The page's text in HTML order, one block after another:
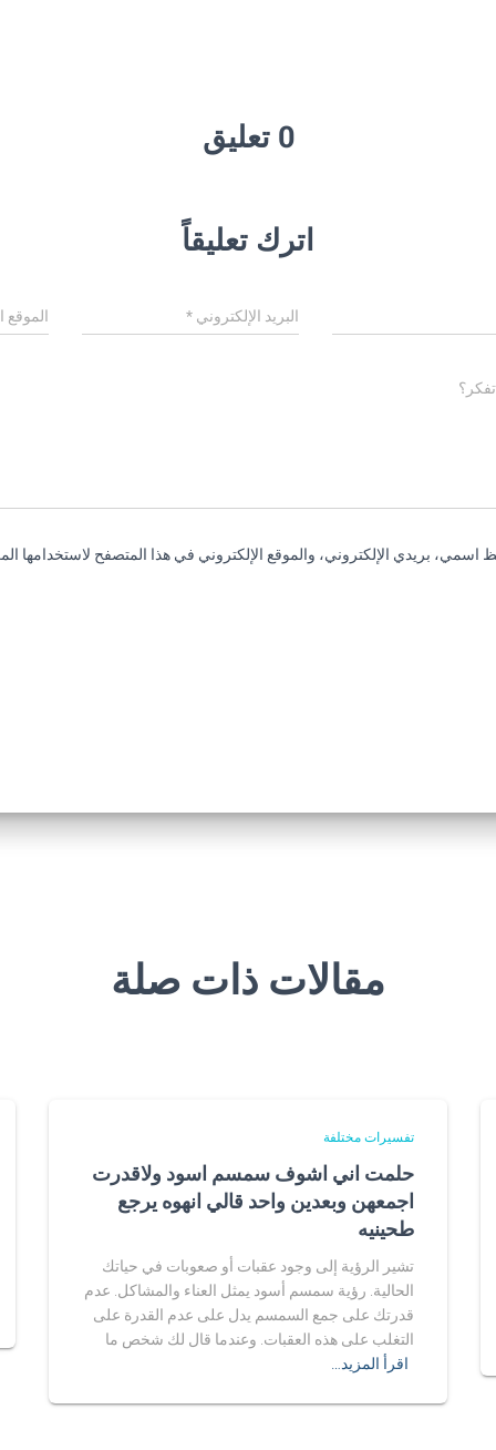
0 تعليق
اترك تعليقاً
البريد الإلكتروني* الموقع
اسمي، بريدي الإلكتروني، والموقع الإلكتروني في هذا المتصفح لاستخدامها
مقالات ذات صلة
تفسيرات مختلفة
حلمت اني اشوف سمسم اسود ولاقدرت
اجمعهن وبعدين واحد قالي انهوه يرجع
طحينيه
تشير الرؤية إلى وجود عقبات أو صعوبات في حياتك
الحالية. رؤية سمسم أسود يمثل العناء والمشاكل. عدم
قدرتك على جمع السمسم يدل على عدم القدرة على
التغلب على هذه العقبات. وعندما قال لك شخص ما
اقرأ المزيد…